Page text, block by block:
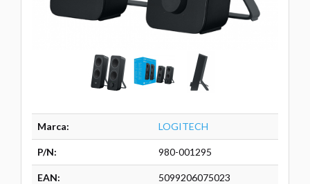
Marca: LOGITECH
P/N: 980-001295
EAN: 5099206075023